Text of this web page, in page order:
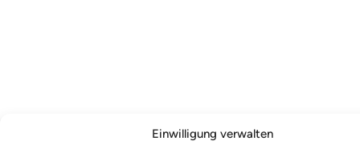
Einwilligung verwalten